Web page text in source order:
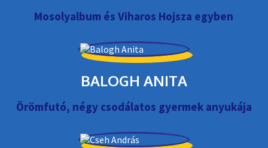
Mosolyalbum és Viharos Hojsza egyben
BALOGH ANITA
Örömfutó, négy csodálatos gyermek anyukája